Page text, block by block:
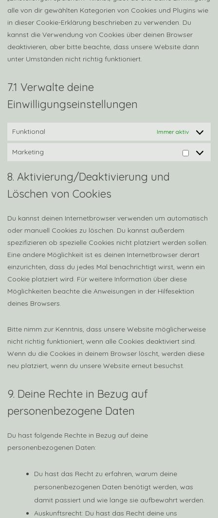
alle von dir gewählten Kategorien von Cookies und Plugins wie
in dieser Cookie-Erklärung beschrieben zu verwenden. Du
kannst die Verwendung von Cookies über deinen Browser
deaktivieren, aber bitte beachte, dass unsere Website dann
unter Umständen nicht richtig funktioniert.
7.1 Verwalte deine
Einwilligungseinstellungen
Funktional Immer aktiv
Marketing
8. Aktivierung/Deaktivierung und
Löschen von Cookies
Du kannst deinen Internetbrowser verwenden um automatisch
oder manuell Cookies zu löschen. Du kannst außerdem
spezifizieren ob spezielle Cookies nicht platziert werden sollen.
Eine andere Möglichkeit ist es deinen Internetbrowser derart
einzurichten, dass du jedes Mal benachrichtigt wirst, wenn ein
Cookie platziert wird. Für weitere Information über diese
Möglichkeiten beachte die Anweisungen in der Hilfesektion
deines Browsers.
Bitte nimm zur Kenntnis, dass unsere Website möglicherweise
nicht richtig funktioniert, wenn alle Cookies deaktiviert sind.
Wenn du die Cookies in deinem Browser löscht, werden diese
neu platziert, wenn du unsere Website erneut besuchst.
9. Deine Rechte in Bezug auf
personenbezogene Daten
Du hast folgende Rechte in Bezug auf deine
personenbezogenen Daten:
Du hast das Recht zu erfahren, warum deine
personenbezogenen Daten benötigt werden, was
damit passiert und wie lange sie aufbewahrt werden.
Auskunftsrecht: Du hast das Recht deine uns